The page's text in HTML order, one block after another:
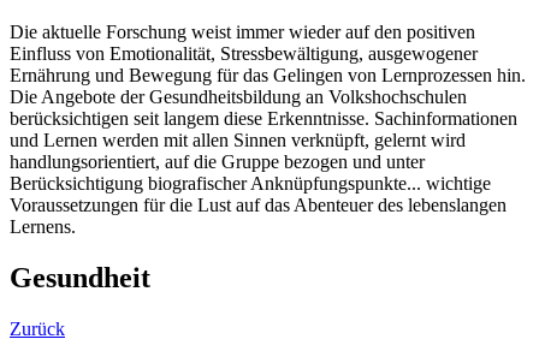
Die aktuelle Forschung weist immer wieder auf den positiven
Einfluss von Emotionalität, Stressbewältigung, ausgewogener
Ernährung und Bewegung für das Gelingen von Lernprozessen hin.
Die Angebote der Gesundheitsbildung an Volkshochschulen
berücksichtigen seit langem diese Erkenntnisse. Sachinformationen
und Lernen werden mit allen Sinnen verknüpft, gelernt wird
handlungsorientiert, auf die Gruppe bezogen und unter
Berücksichtigung biografischer Anknüpfungspunkte... wichtige
Voraussetzungen für die Lust auf das Abenteuer des lebenslangen
Lernens.
Gesundheit
Zurück